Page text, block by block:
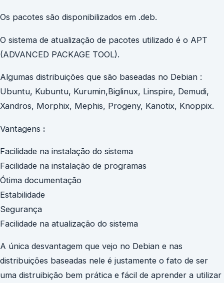
Os pacotes são disponibilizados em .deb.
O sistema de atualização de pacotes utilizado é o APT
(ADVANCED PACKAGE TOOL).
Algumas distribuições que são baseadas no Debian :
Ubuntu, Kubuntu, Kurumin,Biglinux, Linspire, Demudi,
Xandros, Morphix, Mephis, Progeny, Kanotix, Knoppix.
Vantagens :
Facilidade na instalação do sistema
Facilidade na instalação de programas
Ótima documentação
Estabilidade
Segurança
Facilidade na atualização do sistema
A única desvantagem que vejo no Debian e nas
distribuições baseadas nele é justamente o fato de ser
uma distruibição bem prática e fácil de aprender a utilizar